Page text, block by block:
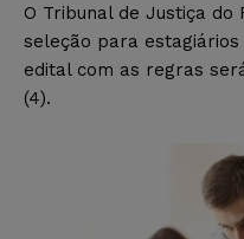
O Tribunal de Justiça do
seleção para
edital com as regras
(4).